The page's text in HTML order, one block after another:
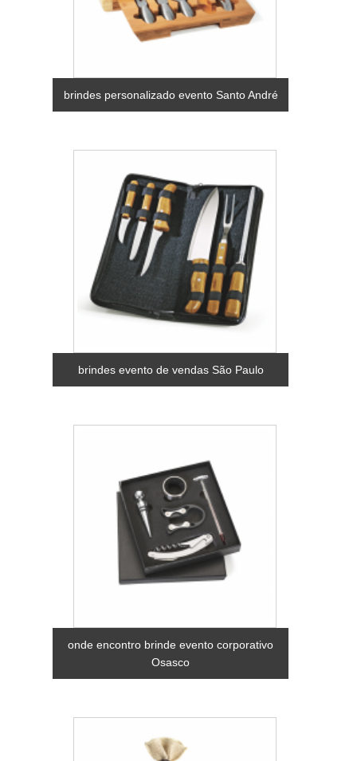
brindes personalizado evento Santo André
brindes evento de vendas São Paulo
onde encontro brinde evento corporativo
Osasco